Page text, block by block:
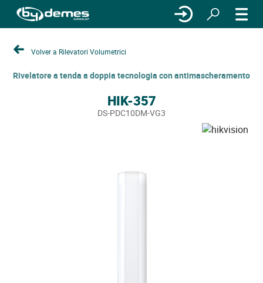
Volver a Rilevatori Volumetrici
Rivelatore a tenda a doppia tecnologia con antimascheramento
HIK-357
DS-PDC10DM-VG3